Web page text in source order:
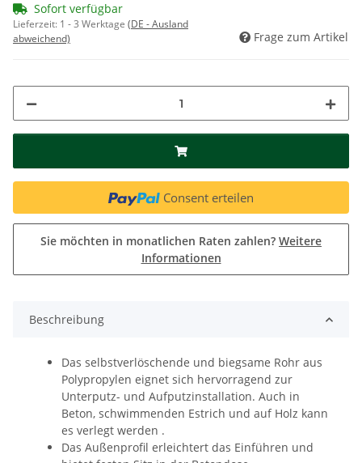
Sofort verfügbar
Lieferzeit: 1 - 3 Werktage (DE - Ausland
abweichend)
Frage zum Artikel
Consent erteilen
Sie möchten in monatlichen Raten zahlen? Weitere
Informationen
Beschreibung
Das selbstverlöschende und biegsame Rohr aus
Polypropylen eignet sich hervorragend zur
Unterputz- und Aufputzinstallation. Auch in
Beton, schwimmenden Estrich und auf Holz kann
es verlegt werden .
Das Außenprofil erleichtert das Einführen und